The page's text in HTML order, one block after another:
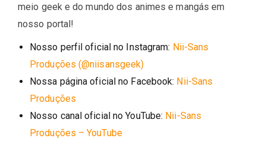
meio geek e do mundo dos animes e mangás em
nosso portal!
Nosso perfil oficial no Instagram: Nii-Sans
Produções (@niisansgeek)
Nossa página oficial no Facebook: Nii-Sans
Produções
Nosso canal oficial no YouTube: Nii-Sans
Produções – YouTube